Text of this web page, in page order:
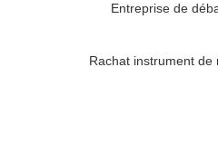
Entreprise de
Rachat instrument de